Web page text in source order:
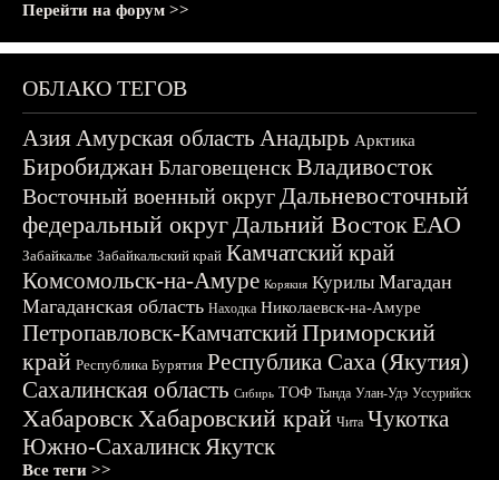
Перейти на форум >>
ОБЛАКО ТЕГОВ
АзияАмурская область Анадырь Арктика
БиробиджанБлаговещенскВладивосток
Восточный военный округДальневосточный
федеральный округДальний ВостокЕАО
Забайкалье Забайкальский край Камчатский край
Комсомольск-на-Амуре Корякия Курилы Магадан
Магаданская область Находка Николаевск-на-Амуре
Петропавловск-КамчатскийПриморский
край Республика Бурятия Республика Саха (Якутия)
Сахалинская область Сибирь ТОФ Тында Улан-Удэ Уссурийск
ХабаровскХабаровский край Чита Чукотка
Южно-СахалинскЯкутск
Все теги >>